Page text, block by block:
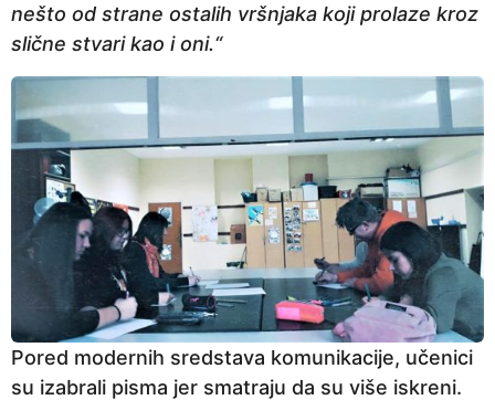
nešto od strane ostalih vršnjaka koji prolaze kroz
slične stvari kao i oni.“
Pored modernih sredstava komunikacije, učenici
su izabrali pisma jer smatraju da su više iskreni.